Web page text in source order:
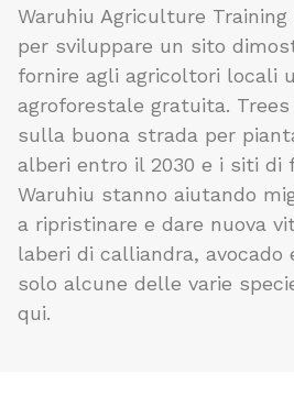
Waruhiu Agriculture Training
per sviluppare un sito
fornire agli agricoltori locali
agroforestale gratuita.
sulla buona strada per
alberi entro il 2030 e i siti di
Waruhiu stanno aiutando
a ripristinare e dare nuova
laberi di calliandra, avocado
solo alcune delle varie
qui.